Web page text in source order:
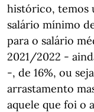
histórico, temos
salário mínimo
para o salário
2021/2022 -
-, de 16%, ou
arrastamento
aquele que foi o